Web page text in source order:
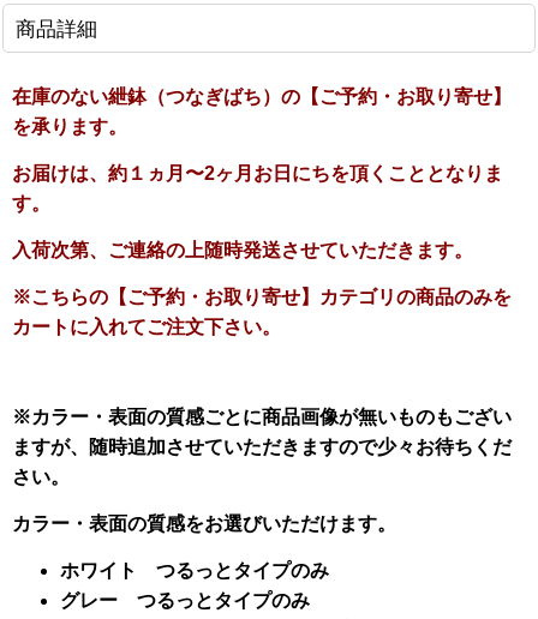
商品詳細
在庫のない紲鉢（つなぎばち）の【ご予約・お取り寄せ】
を承ります。
お届けは、約１ヵ月〜2ヶ月お日にちを頂くこととなりま
す。
入荷次第、ご連絡の上随時発送させていただきます。
※こちらの【ご予約・お取り寄せ】カテゴリの商品のみを
カートに入れてご注文下さい。
※カラー・表面の質感ごとに商品画像が無いものもござい
ますが、随時追加させていただきますので少々お待ちくだ
さい。
カラー・表面の質感をお選びいただけます。
ホワイト つるっとタイプのみ
グレー つるっとタイプのみ